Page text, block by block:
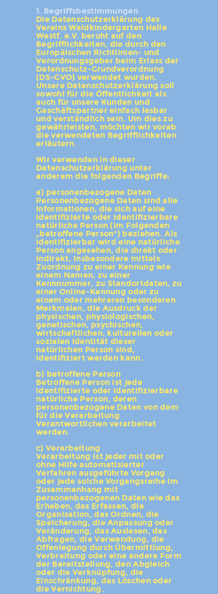
1. Begriffsbestimmungen
Die Datenschutzerklärung des
Vereins Waldkindergarten Halle
Westf. e.V. beruht auf den
Begrifflichkeiten, die durch den
Europäischen Richtlinien- und
Verordnungsgeber beim Erlass der
Datenschutz-Grundverordnung
(DS-GVO) verwendet wurden.
Unsere Datenschutzerklärung soll
sowohl für die Öffentlichkeit als
auch für unsere Kunden und
Geschäftspartner einfach lesbar
und verständlich sein. Um dies zu
gewährleisten, möchten wir vorab
die verwendeten Begrifflichkeiten
erläutern.
Wir verwenden in dieser
Datenschutzerklärung unter
anderem die folgenden Begriffe:
a) personenbezogene Daten
Personenbezogene Daten sind alle
Informationen, die sich auf eine
identifizierte oder identifizierbare
natürliche Person (im Folgenden
„betroffene Person“) beziehen. Als
identifizierbar wird eine natürliche
Person angesehen, die direkt oder
indirekt, insbesondere mittels
Zuordnung zu einer Kennung wie
einem Namen, zu einer
Kennnummer, zu Standortdaten, zu
einer Online-Kennung oder zu
einem oder mehreren besonderen
Merkmalen, die Ausdruck der
physischen, physiologischen,
genetischen, psychischen,
wirtschaftlichen, kulturellen oder
sozialen Identität dieser
natürlichen Person sind,
identifiziert werden kann.
b) betroffene Person
Betroffene Person ist jede
identifizierte oder identifizierbare
natürliche Person, deren
personenbezogene Daten von dem
für die Verarbeitung
Verantwortlichen verarbeitet
werden.
c) Verarbeitung
Verarbeitung ist jeder mit oder
ohne Hilfe automatisierter
Verfahren ausgeführte Vorgang
oder jede solche Vorgangsreihe im
Zusammenhang mit
personenbezogenen Daten wie das
Erheben, das Erfassen, die
Organisation, das Ordnen, die
Speicherung, die Anpassung oder
Veränderung, das Auslesen, das
Abfragen, die Verwendung, die
Offenlegung durch Übermittlung,
Verbreitung oder eine andere Form
der Bereitstellung, den Abgleich
oder die Verknüpfung, die
Einschränkung, das Löschen oder
die Vernichtung.